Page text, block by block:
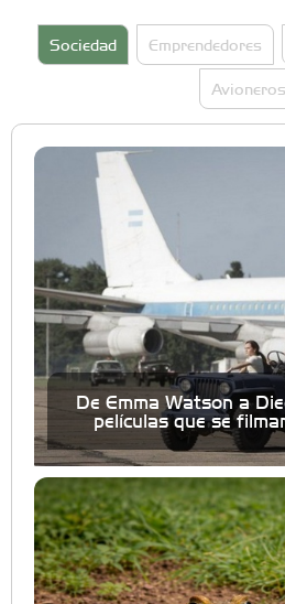
Sociedad Emprendedores
Avioneros
De Emma Watson a
películas que se